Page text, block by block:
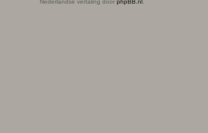
Nederlandse vertaling door phpBB.nl.